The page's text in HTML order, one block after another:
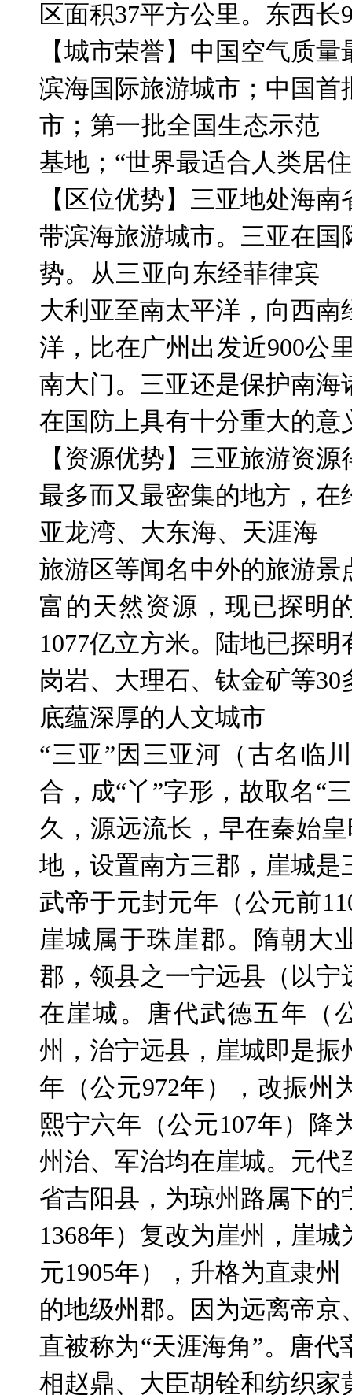
区面积37平方公里。东西长
【城市荣誉】中国空气质
滨海国际旅游城市；中国
市；第一批全国生态示范
基地；“世界最适合人类居
【区位优势】三亚地处海
带滨海旅游城市。三亚在
势。从三亚向东经菲律宾
大利亚至南太平洋，向西
洋，比在广州出发近900公
南大门。三亚还是保护南
在国防上具有十分重大的意
【资源优势】三亚旅游资
最多而又最密集的地方，
亚龙湾、大东海、天涯海
旅游区等闻名中外的旅游
富的天然资源，现已探明
1077亿立方米。陆地已探明
岗岩、大理石、钛金矿等30
底蕴深厚的人文城市
“三亚”因三亚河（古名临
合，成“丫”字形，故取名“
久，源远流长，早在秦始
地，设置南方三郡，崖城
武帝于元封元年（公元前
崖城属于珠崖郡。隋朝大
郡，领县之一宁远县（以
在崖城。唐代武德五年（
州，治宁远县，崖城即是
年（公元972年），改振州
熙宁六年（公元107年）降
州治、军治均在崖城。元代
省吉阳县，为琼州路属下
1368年）复改为崖州，崖城
元1905年），升格为直隶州
的地级州郡。因为远离帝
直被称为“天涯海角”。唐
相赵鼎、大臣胡铨和纺织